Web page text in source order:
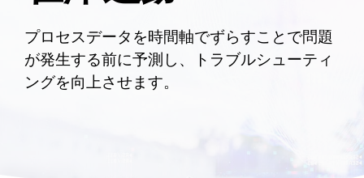
プロセスデータを時間軸でずらすことで問題
が発生する前に予測し、トラブルシューティ
ングを向上させます。